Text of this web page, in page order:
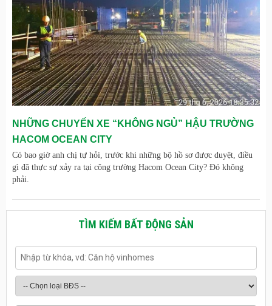
NHỮNG CHUYẾN XE “KHÔNG NGỦ” HẬU TRƯỜNG
HACOM OCEAN CITY
Có bao giờ anh chị tự hỏi, trước khi những bộ hồ sơ được duyệt, điều
gì đã thực sự xảy ra tại công trường Hacom Ocean City? Đó không
phải.
TÌM KIẾM BẤT ĐỘNG SẢN